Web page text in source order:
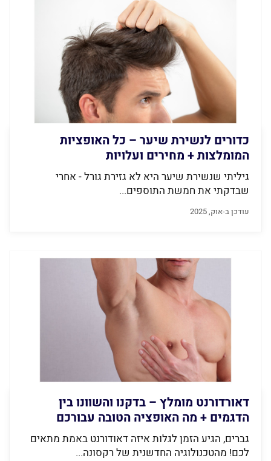
כדורים לנשירת שיער – כל האופציות
המומלצות + מחירים ועלויות
גיליתי שנשירת שיער היא לא גזירת גורל - אחרי
שבדקתי את חמשת התוספים...
עודכן ב-אוק, 2025
דאורדורנט מומלץ – בדקנו והשוונו בין
הדגמים + מה האופציה הטובה עבורכם
גברים, הגיע הזמן לגלות איזה דאודורנט באמת מתאים
לכם! מהטכנולוגיה החדשנית של רקסונה...